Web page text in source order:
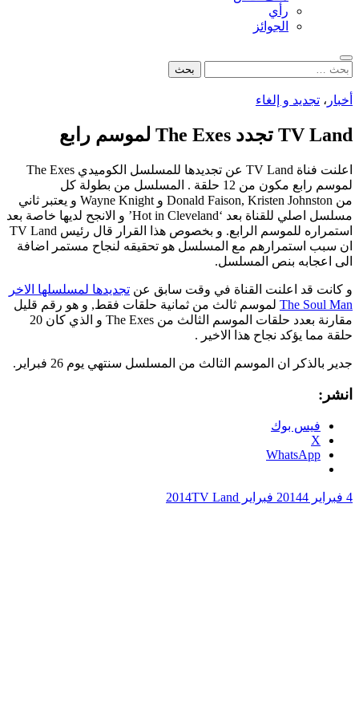
رأي
الجوائز
بحث
البحث
أخبار ، تجديد و إلغاء
TV Land تجدد The Exes لموسم رابع
اعلنت فناة TV Land عن تجديدها للمسلسل الكوميدي The Exes
لموسم رابع مكون من 12 حلقة . المسلسل من بطولة كل
من Donald Faison, Kristen Johnston و Wayne Knight و يعتبر ثاني
مسلسل اصلي للقناة بعد ‘Hot in Cleveland’ و الانجح لديها خاصة بعد
استمراره للموسم الرابع. و بخصوص هذا القرار قال رئيس TV Land
ان سبب استمرارهم مع المسلسل هو تحقيقه لنجاح مستمر اضافة
الى اعجابه بنص المسلسل.
و كانت قد اعلنت القناة في وقت سابق عن تجديدها لمسلسلها الاخر
The Soul Man لموسم ثالث من ثمانية حلقات فقط, و هو رقم قليل
مقارنة بعدد حلقات الموسم الثالث من The Exes و الذي كان 20
حلقة مما يؤكد نجاح هذا الاخير .
جدير بالذكر ان الموسم الثالث من المسلسل سنتهي يوم 26 فبراير.
انشر:
فيس بوك
X
WhatsApp
4 فبراير 2014 4 فبراير 2014 TV Land